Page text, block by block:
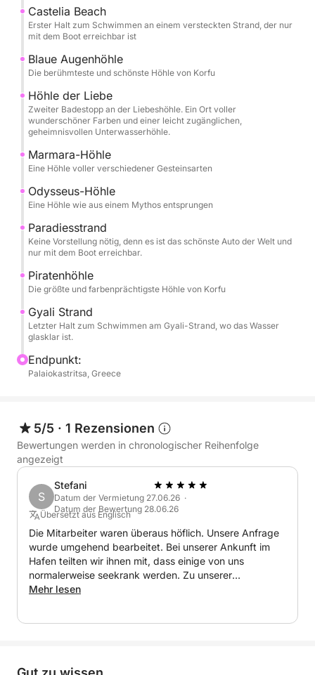
Castelia Beach
Erster Halt zum Schwimmen an einem versteckten Strand, der nur
mit dem Boot erreichbar ist
Blaue Augenhöhle
Die berühmteste und schönste Höhle von Korfu
Höhle der Liebe
Zweiter Badestopp an der Liebeshöhle. Ein Ort voller
wunderschöner Farben und einer leicht zugänglichen,
geheimnisvollen Unterwasserhöhle.
Marmara-Höhle
Eine Höhle voller verschiedener Gesteinsarten
Odysseus-Höhle
Eine Höhle wie aus einem Mythos entsprungen
Paradiesstrand
Keine Vorstellung nötig, denn es ist das schönste Auto der Welt und
nur mit dem Boot erreichbar.
Piratenhöhle
Die größte und farbenprächtigste Höhle von Korfu
Gyali Strand
Letzter Halt zum Schwimmen am Gyali-Strand, wo das Wasser
glasklar ist.
Endpunkt:
Palaiokastritsa, Greece
5/5 · 1 Rezensionen
Bewertungen werden in chronologischer Reihenfolge
angezeigt
S
Stefani
Datum der Vermietung 27.06.26 ·
Datum der Bewertung 28.06.26
Übersetzt aus Englisch
Die Mitarbeiter waren überaus höflich. Unsere Anfrage
wurde umgehend bearbeitet. Bei unserer Ankunft im
Hafen teilten wir ihnen mit, dass einige von uns
normalerweise seekrank werden. Zu unserer
Überraschung hatten wir dieses Mal keinerlei
Mehr lesen